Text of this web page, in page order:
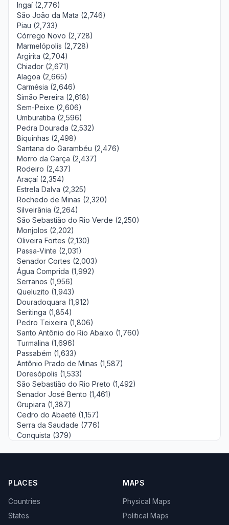
Ingaí (2,776)
São João da Mata (2,746)
Piau (2,733)
Córrego Novo (2,728)
Marmelópolis (2,728)
Argirita (2,704)
Chiador (2,671)
Alagoa (2,665)
Carmésia (2,646)
Simão Pereira (2,618)
Sem-Peixe (2,606)
Umburatiba (2,596)
Pedra Dourada (2,532)
Biquinhas (2,498)
Santana do Garambéu (2,476)
Morro da Garça (2,437)
Rodeiro (2,437)
Araçaí (2,354)
Estrela Dalva (2,325)
Rochedo de Minas (2,320)
Silveirânia (2,264)
São Sebastião do Rio Verde (2,250)
Monjolos (2,202)
Oliveira Fortes (2,130)
Passa-Vinte (2,031)
Senador Cortes (2,003)
Água Comprida (1,992)
Serranos (1,956)
Queluzito (1,943)
Douradoquara (1,912)
Seritinga (1,854)
Pedro Teixeira (1,806)
Santo Antônio do Rio Abaixo (1,760)
Turmalina (1,696)
Passabém (1,633)
Antônio Prado de Minas (1,587)
Doresópolis (1,533)
São Sebastião do Rio Preto (1,492)
Senador José Bento (1,461)
Grupiara (1,387)
Cedro do Abaeté (1,157)
Serra da Saudade (776)
Conquista (379)
PLACES
Countries
States
MAPS
Physical Maps
Political Maps